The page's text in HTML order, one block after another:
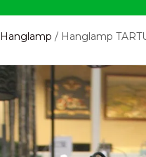
Hanglamp / Hanglamp